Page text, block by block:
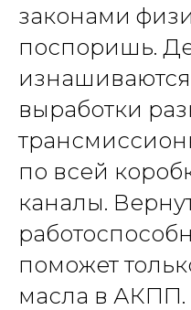
законами
поспоришь.
выработки
по всей
каналы.
поможет
масла в АКПП.